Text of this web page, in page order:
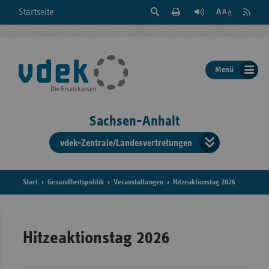
Startseite
Suche
der
Seite
Feed
Menü
Sachsen-Anhalt
vdek-Zentrale/Landesvertretungen
der
Start Gesundheitspolitik Veranstaltungen Hitzeaktionstag 2026
Hitzeaktionstag 2026